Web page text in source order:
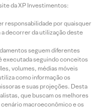
da XP Investimentos:
responsabilidade por quaisquer
decorrer da utilização deste
seguem diferentes
executada seguindo conceitos
volumes, médias móveis
como informação os
e suas projeções. Desta
que buscam os melhores
macroeconômico e os